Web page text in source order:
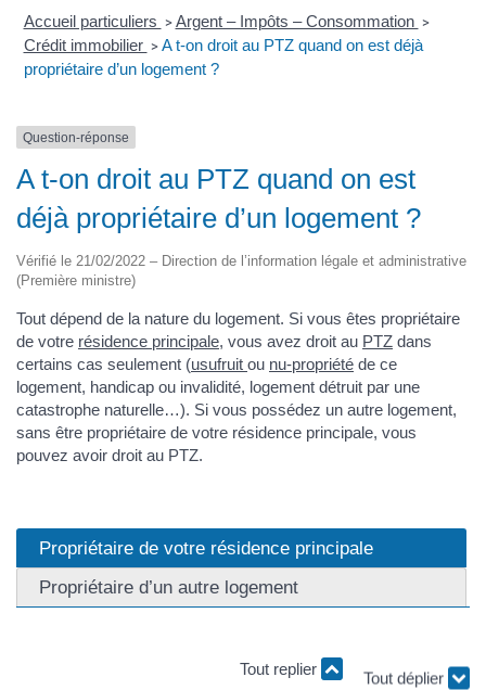
Accueil particuliers > Argent – Impôts – Consommation >
Crédit immobilier > A t-on droit au PTZ quand on est déjà
propriétaire d’un logement ?
Question-réponse
A t-on droit au PTZ quand on est
déjà propriétaire d’un logement ?
Vérifié le 21/02/2022 – Direction de l’information légale et administrative
(Première ministre)
Tout dépend de la nature du logement. Si vous êtes propriétaire
de votre résidence principale, vous avez droit au PTZ dans
certains cas seulement (usufruit ou nu-propriété de ce
logement, handicap ou invalidité, logement détruit par une
catastrophe naturelle…). Si vous possédez un autre logement,
sans être propriétaire de votre résidence principale, vous
pouvez avoir droit au PTZ.
Propriétaire de votre résidence principale
Propriétaire d’un autre logement
Tout replier
Tout déplier